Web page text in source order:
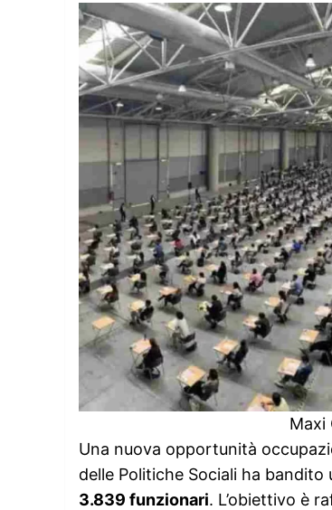
Maxi
Una nuova opportunità
delle Politiche Sociali ha bandito
3.839 funzionari. L’obiettivo è